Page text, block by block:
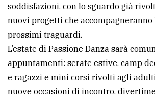
soddisfazioni, con lo sguardo già
nuovi progetti che accompagneranno
prossimi traguardi.
L’estate di Passione Danza sarà
appuntamenti: serate estive, camp
e ragazzi e mini corsi rivolti agli
nuove occasioni di incontro,